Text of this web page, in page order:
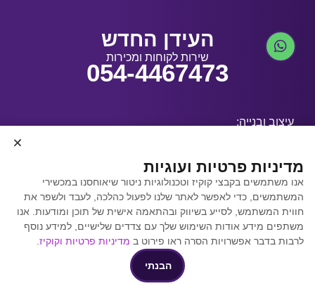
העידן החדש
שירות לקוחות ומכירות
054-4467473
עיצוב ובנייה:
קידום אתרים באמצעות
מדיניות פרטיות ועוגיות
אנו משתמשים בקבצי קוקיז וטכנולוגיות ניטור שיאוחסנו במכשירי
המשתמשים, כדי לאפשר לאתר שלנו לפעול כהלכה, לעבד ולשפר את
חווית המשתמש, לסייע בשיווק ובהתאמה אישית של תוכן ומודעות. אנו
משתפים מידע אודות השימוש שלך עם צדדים שלישיים, למידע נוסף
לרבות בדבר אפשרויות הסרה ראו פירוט ב מדיניות פרטיות וקוקיז
הבנתי